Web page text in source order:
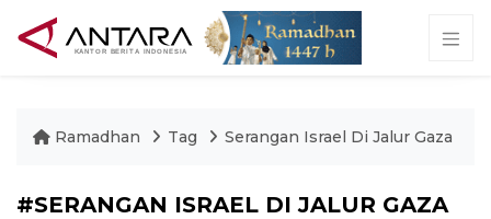
Ramadhan Tag Serangan Israel Di Jalur Gaza
#SERANGAN ISRAEL DI JALUR GAZA